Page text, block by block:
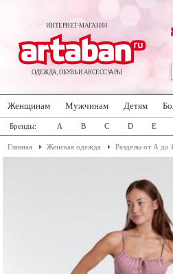
ИНТЕРНЕТ-МАГАЗИН
ОДЕЖДА, ОБУВЬ И АКСЕССУАРЫ
Женщинам Мужчинам Детям
Бренды: A B C D E
Главная Женская одежда Разделы от А до